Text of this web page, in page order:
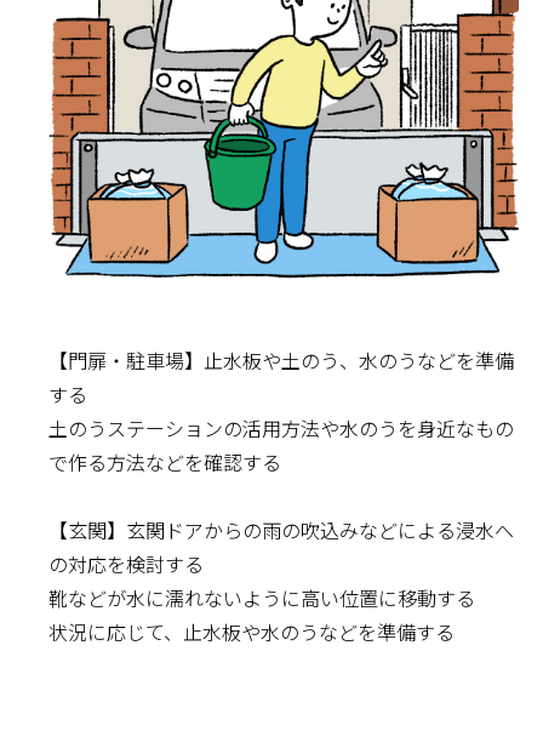
【門扉・駐車場】止水板や土のう、水のうなどを準備
する
土のうステーションの活用方法や水のうを身近なもの
で作る方法などを確認する
【玄関】玄関ドアからの雨の吹込みなどによる浸水へ
の対応を検討する
靴などが水に濡れないように高い位置に移動する
状況に応じて、止水板や水のうなどを準備する